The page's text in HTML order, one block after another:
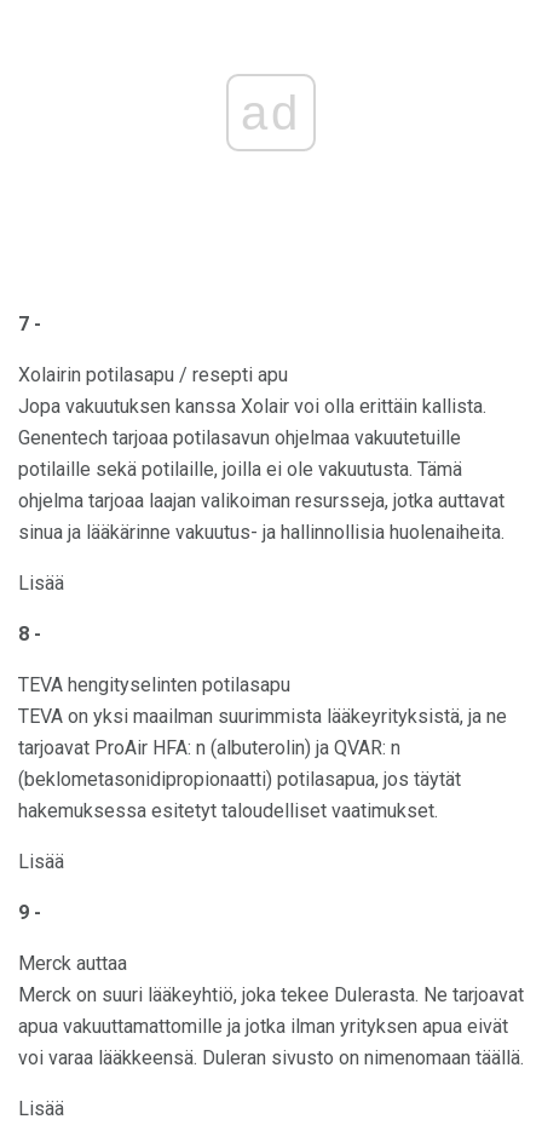
ad
7 -
Xolairin potilasapu / resepti apu
Jopa vakuutuksen kanssa Xolair voi olla erittäin kallista.
Genentech tarjoaa potilasavun ohjelmaa vakuutetuille
potilaille sekä potilaille, joilla ei ole vakuutusta. Tämä
ohjelma tarjoaa laajan valikoiman resursseja, jotka auttavat
sinua ja lääkärinne vakuutus- ja hallinnollisia huolenaiheita.
Lisää
8 -
TEVA hengityselinten potilasapu
TEVA on yksi maailman suurimmista lääkeyrityksistä, ja ne
tarjoavat ProAir HFA: n (albuterolin) ja QVAR: n
(beklometasonidipropionaatti) potilasapua, jos täytät
hakemuksessa esitetyt taloudelliset vaatimukset.
Lisää
9 -
Merck auttaa
Merck on suuri lääkeyhtiö, joka tekee Dulerasta. Ne tarjoavat
apua vakuuttamattomille ja jotka ilman yrityksen apua eivät
voi varaa lääkkeensä. Duleran sivusto on nimenomaan täällä.
Lisää